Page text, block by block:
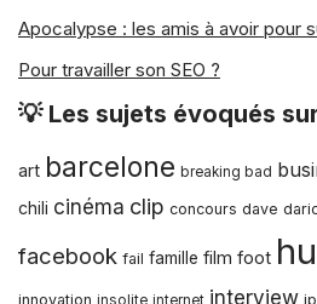
Apocalypse : les amis à avoir pour
Pour travailler son SEO ?
💡 Les sujets évoqués
art barcelone breaking bad
chili cinéma clip concours dave
facebook fail famille film foot
innovation insolite internet interview